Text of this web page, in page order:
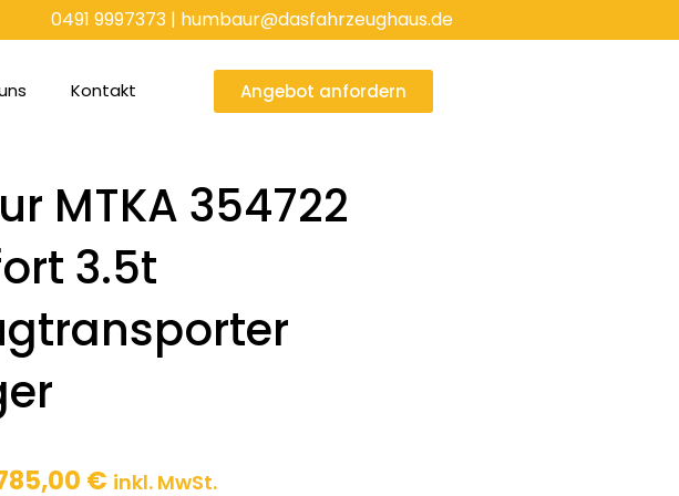
0491 9997373 | humbaur@dasfahrzeughaus.de
Kontakt Angebot anfordern
MTKA 354722
3.5t
€ Aktueller
inkl. MwSt.